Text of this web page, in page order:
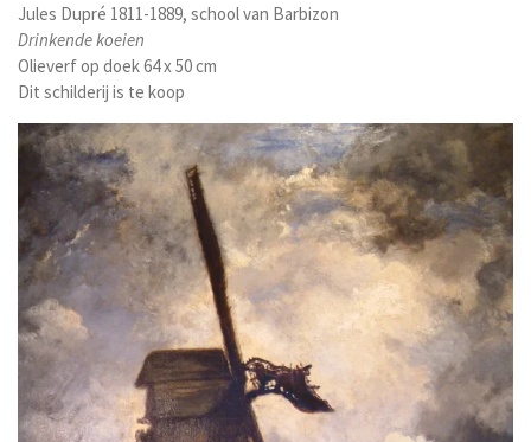
Jules Dupré 1811-1889, school van Barbizon
Drinkende koeien
Olieverf op doek 64 x 50 cm
Dit schilderij is te koop